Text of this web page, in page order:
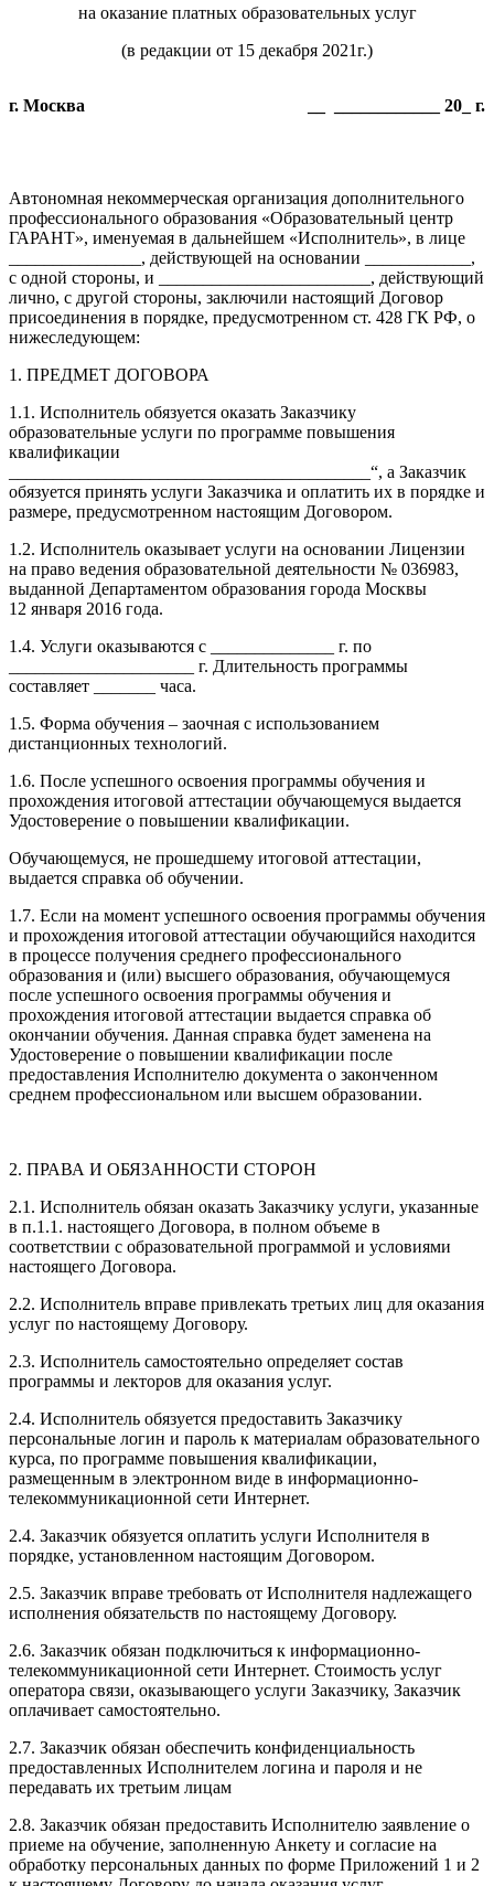
на оказание платных образовательных услуг
(в редакции от 15 декабря 2021г.)
г. Москва __ ____________ 20_ г.
Автономная некоммерческая организация дополнительного
профессионального образования «Образовательный центр
ГАРАНТ», именуемая в дальнейшем «Исполнитель», в лице
_______________, действующей на основании ____________,
с одной стороны, и ________________________, действующий
лично, с другой стороны, заключили настоящий Договор
присоединения в порядке, предусмотренном ст. 428 ГК РФ, о
нижеследующем:
1. ПРЕДМЕТ ДОГОВОРА
1.1. Исполнитель обязуется оказать Заказчику
образовательные услуги по программе повышения
квалификации
_________________________________________“, а Заказчик
обязуется принять услуги Заказчика и оплатить их в порядке и
размере, предусмотренном настоящим Договором.
1.2. Исполнитель оказывает услуги на основании Лицензии
на право ведения образовательной деятельности № 036983,
выданной Департаментом образования города Москвы
12 января 2016 года.
1.4. Услуги оказываются с ______________ г. по
_____________________ г. Длительность программы
составляет _______ часа.
1.5. Форма обучения – заочная с использованием
дистанционных технологий.
1.6. После успешного освоения программы обучения и
прохождения итоговой аттестации обучающемуся выдается
Удостоверение о повышении квалификации.
Обучающемуся, не прошедшему итоговой аттестации,
выдается справка об обучении.
1.7. Если на момент успешного освоения программы обучения
и прохождения итоговой аттестации обучающийся находится
в процессе получения среднего профессионального
образования и (или) высшего образования, обучающемуся
после успешного освоения программы обучения и
прохождения итоговой аттестации выдается справка об
окончании обучения. Данная справка будет заменена на
Удостоверение о повышении квалификации после
предоставления Исполнителю документа о законченном
среднем профессиональном или высшем образовании.
2. ПРАВА И ОБЯЗАННОСТИ СТОРОН
2.1. Исполнитель обязан оказать Заказчику услуги, указанные
в п.1.1. настоящего Договора, в полном объеме в
соответствии с образовательной программой и условиями
настоящего Договора.
2.2. Исполнитель вправе привлекать третьих лиц для оказания
услуг по настоящему Договору.
2.3. Исполнитель самостоятельно определяет состав
программы и лекторов для оказания услуг.
2.4. Исполнитель обязуется предоставить Заказчику
персональные логин и пароль к материалам образовательного
курса, по программе повышения квалификации,
размещенным в электронном виде в информационно-
телекоммуникационной сети Интернет.
2.4. Заказчик обязуется оплатить услуги Исполнителя в
порядке, установленном настоящим Договором.
2.5. Заказчик вправе требовать от Исполнителя надлежащего
исполнения обязательств по настоящему Договору.
2.6. Заказчик обязан подключиться к информационно-
телекоммуникационной сети Интернет. Стоимость услуг
оператора связи, оказывающего услуги Заказчику, Заказчик
оплачивает самостоятельно.
2.7. Заказчик обязан обеспечить конфиденциальность
предоставленных Исполнителем логина и пароля и не
передавать их третьим лицам
2.8. Заказчик обязан предоставить Исполнителю заявление о
приеме на обучение, заполненную Анкету и согласие на
обработку персональных данных по форме Приложений 1 и 2